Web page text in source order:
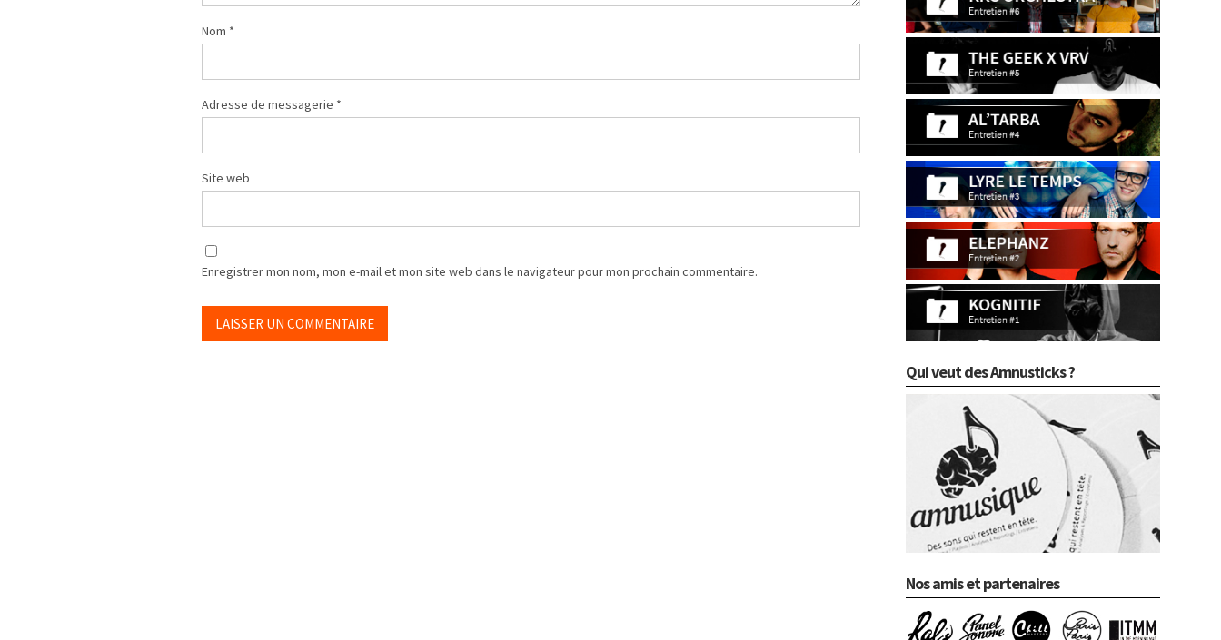
Nom *
Adresse de messagerie *
Site web
Enregistrer mon nom, mon e-mail et mon site web dans le navigateur pour mon prochain commentaire.
Qui veut des Amnusticks ?
Nos amis et partenaires